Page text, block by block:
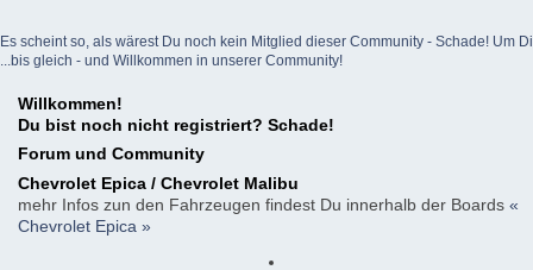
Es scheint so, als wärest Du noch kein Mitglied dieser Community - Schade! Um
...bis gleich - und Willkommen in unserer Community!
Willkommen!
Du bist noch nicht registriert? Schade!
Forum und Community
Chevrolet Epica / Chevrolet Malibu
mehr Infos zun den Fahrzeugen findest Du innerhalb der Boards «
Chevrolet Epica »